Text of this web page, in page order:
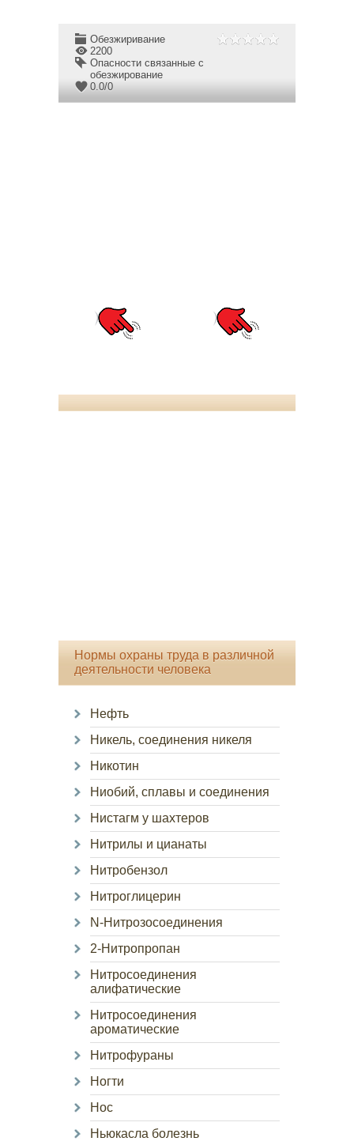
Обезжиривание
2200
Опасности связанные с
обезжирование
0.0/0
Нормы охраны труда в различной
деятельности человека
Нефть
Никель, соединения никеля
Никотин
Ниобий, сплавы и соединения
Нистагм у шахтеров
Нитрилы и цианаты
Нитробензол
Нитроглицерин
N-Нитрозосоединения
2-Нитропропан
Нитросоединения
алифатические
Нитросоединения
ароматические
Нитрофураны
Ногти
Нос
Ньюкасла болезнь